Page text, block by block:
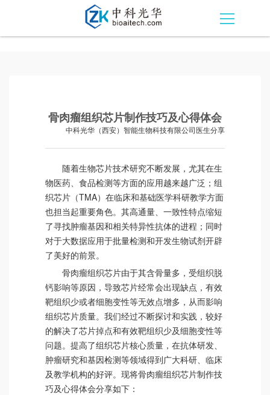
骨肉瘤组织芯片制作技巧及心得体会
中科光华（西安）智能生物科技有限公司医生分享
随着生物芯片技术研究不断发展，尤其在生
物医药、食品检测等方面的应用越来越广泛；组
织芯片（TMA）在临床和基础医学科研教学方面
也担当起重要角色。其高通量、一致性特点缩短
了寻找肿瘤基因和相关特异性抗体的进程；同时
对于大数据应用于批量检测和开发生物试剂开辟
了美好的前景。
骨肉瘤组织芯片由于其含骨量多，受组织脱
钙影响等原因，导致芯片经常会出现缺点，有效
靶组织少或者细胞变性等无效点增多，从而影响
组织芯片质量。我们经过不断探讨和实践，较好
的解决了芯片掉点和有效靶组织少及细胞变性等
问题。提高了组织芯片核心质量，在抗体研发、
肿瘤研究和基因检测等领域得到广大科研、临床
及教学机构的好评。现将骨肉瘤组织芯片制作技
巧及心得体会分享如下：